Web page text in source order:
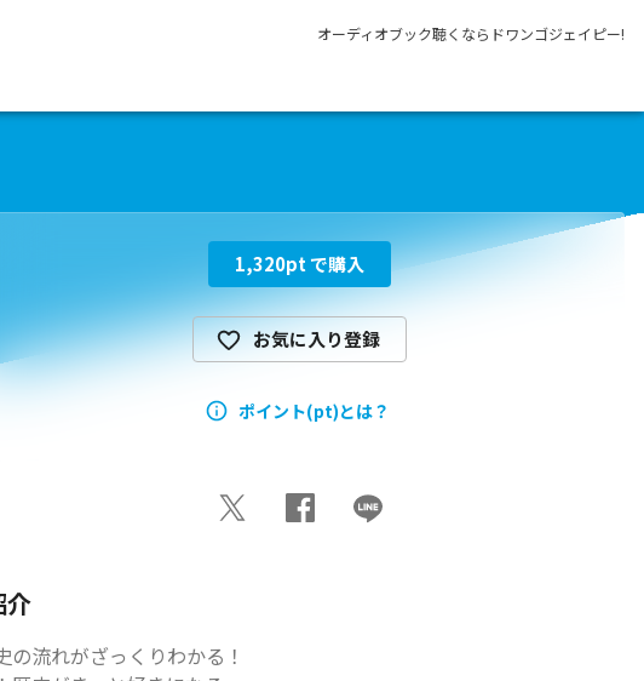
オーディオブック聴くならドワンゴジェイピー!
1,320pt で購入
お気に入り登録
ポイント(pt)とは？
介
の流れがざっくりわかる！